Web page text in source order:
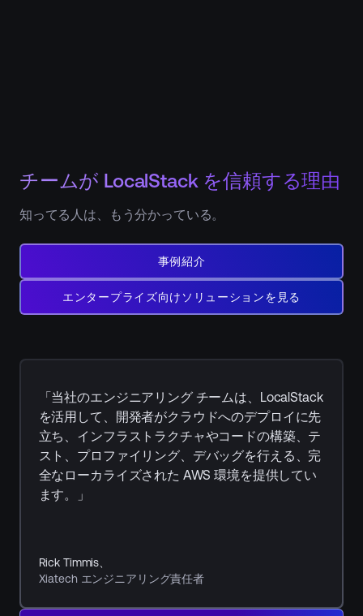
チームが LocalStack を信頼する理由
知ってる人は、もう分かっている。
事例紹介
事
紹
介
む
エンタープライズ向けソリューションを見る
エ
タ
ズ
「当社のエンジニアリング チームは、LocalStack
を活用して、開発者がクラウドへのデプロイに先
立ち、インフラストラクチャやコードの構築、テ
スト、プロファイリング、デバッグを行える、完
全なローカライズされた AWS 環境を提供してい
ます。」
Rick Timmis、
Xiatech エンジニアリング責任者
す
ぐ
始
め
る